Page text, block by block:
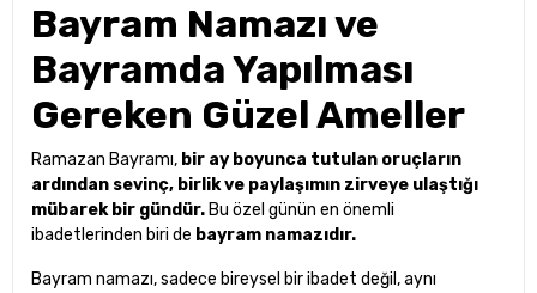
Bayram Namazı ve
Bayramda Yapılması
Gereken Güzel Ameller
Ramazan Bayramı, bir ay boyunca tutulan oruçların
ardından sevinç, birlik ve paylaşımın zirveye ulaştığı
mübarek bir gündür. Bu özel günün en önemli
ibadetlerinden biri de bayram namazıdır.
Bayram namazı, sadece bireysel bir ibadet değil, aynı